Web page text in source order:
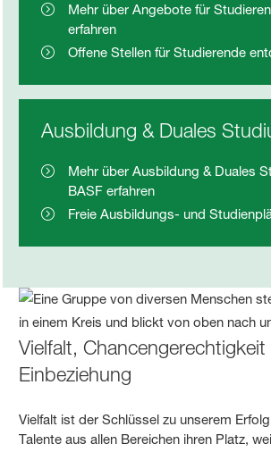
Mehr über Angebote für
erfahren
Offene Stellen für Studierende
Ausbildung & Duales
Mehr über Ausbildung & Duales
BASF erfahren
Freie Ausbildungs- und
Vielfalt,
Einbeziehung
Vielfalt ist der Schlüssel zu unserem
Talente aus allen Bereichen ihren Platz,